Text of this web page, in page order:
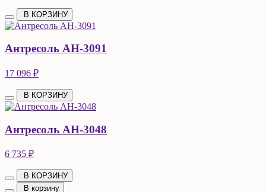
В КОРЗИНУ
Антресоль АН-3091
17 096 ₽
В КОРЗИНУ
Антресоль АН-3048
6 735 ₽
В КОРЗИНУ
В корзину